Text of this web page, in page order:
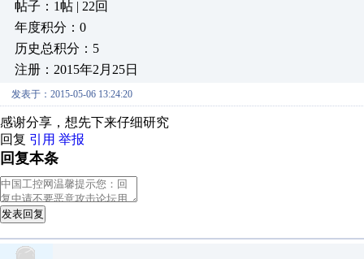
帖子：1帖 | 22回
年度积分：0
历史总积分：5
注册：2015年2月25日
发表于：2015-05-06 13:24:20
感谢分享，想先下来仔细研究
回复 引用 举报
回复本条
发表回复